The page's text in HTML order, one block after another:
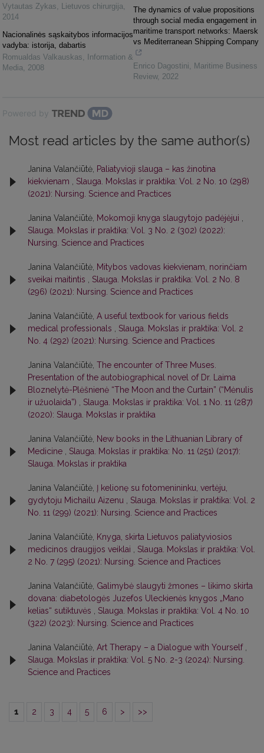
Vytautas Zykas, Lietuvos chirurgija,
2014
Nacionalinės sąskaitybos informacijos
vadyba: istorija, dabartis
Romualdas Valkauskas,
Information &
Media, 2008
The dynamics of value propositions
through social media engagement in
maritime transport networks: Maersk
vs Mediterranean Shipping Company
Enrico Dagostini, Maritime Business
Review, 2022
Powered by
Most read articles by the same author(s)
Janina Valančiūtė, Paliatyvioji slauga – kas žinotina
kiekvienam , Slauga. Mokslas ir praktika: Vol. 2 No. 10 (298)
(2021): Nursing. Science and Practices
Janina Valančiūtė, Mokomoji knyga slaugytojo padėjėjui ,
Slauga. Mokslas ir praktika: Vol. 3 No. 2 (302) (2022):
Nursing. Science and Practices
Janina Valančiūtė, Mitybos vadovas kiekvienam, norinčiam
sveikai maitintis , Slauga. Mokslas ir praktika: Vol. 2 No. 8
(296) (2021): Nursing. Science and Practices
Janina Valančiūtė, A useful textbook for various fields
medical professionals , Slauga. Mokslas ir praktika: Vol. 2
No. 4 (292) (2021): Nursing. Science and Practices
Janina Valančiūtė, The encounter of Three Muses.
Presentation of the autobiographical novel of Dr. Laima
Bloznelytė-Plėšnienė “The Moon and the Curtain” (“Mėnulis
ir užuolaida”) , Slauga. Mokslas ir praktika: Vol. 1 No. 11 (287)
(2020): Slauga. Mokslas ir praktika
Janina Valančiūtė, New books in the Lithuanian Library of
Medicine , Slauga. Mokslas ir praktika: No. 11 (251) (2017):
Slauga. Mokslas ir praktika
Janina Valančiūtė, Į kelionę su fotomenininku, vertėju,
gydytoju Michailu Aizenu , Slauga. Mokslas ir praktika: Vol. 2
No. 11 (299) (2021): Nursing. Science and Practices
Janina Valančiūtė, Knyga, skirta Lietuvos paliatyviosios
medicinos draugijos veiklai , Slauga. Mokslas ir praktika: Vol.
2 No. 7 (295) (2021): Nursing. Science and Practices
Janina Valančiūtė, Galimybė slaugyti žmones – likimo skirta
dovana: diabetologės Juzefos Uleckienės knygos „Mano
kelias“ sutiktuvės , Slauga. Mokslas ir praktika: Vol. 4 No. 10
(322) (2023): Nursing. Science and Practices
Janina Valančiūtė, Art Therapy – a Dialogue with Yourself ,
Slauga. Mokslas ir praktika: Vol. 5 No. 2-3 (2024): Nursing.
Science and Practices
1 2 3 4 5 6 > >>